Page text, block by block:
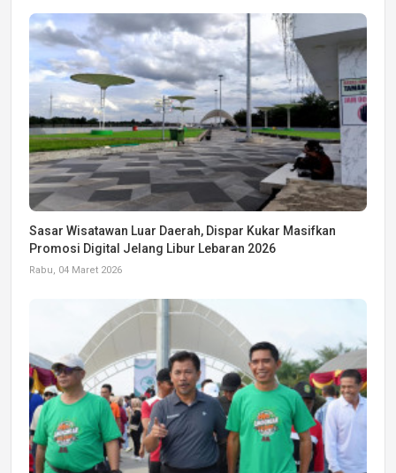
Sasar Wisatawan Luar Daerah, Dispar Kukar Masifkan
Promosi Digital Jelang Libur Lebaran 2026
Rabu, 04 Maret 2026